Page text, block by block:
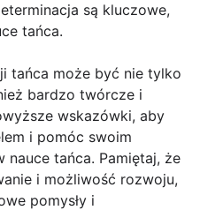
są kluczowe,
tańca.
tańca może być nie tylko
bardzo twórcze i
wskazówki, aby
i pomóc swoim
nauce tańca. Pamiętaj, że
i możliwość rozwoju,
pomysły i